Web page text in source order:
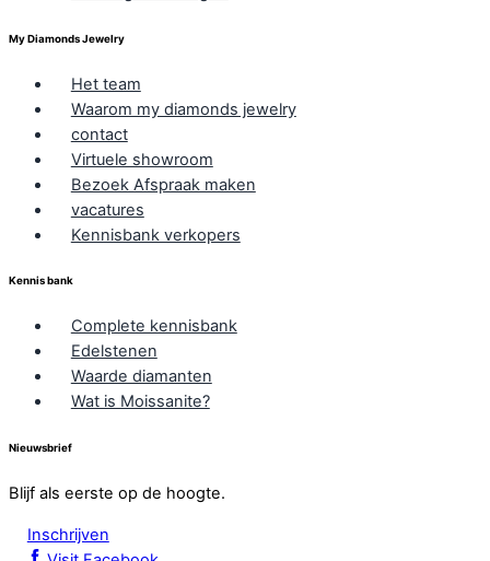
My Diamonds Jewelry
Het team
Waarom my diamonds jewelry
contact
Virtuele showroom
Bezoek Afspraak maken
vacatures
Kennisbank verkopers
Kennis bank
Complete kennisbank
Edelstenen
Waarde diamanten
Wat is Moissanite?
Nieuwsbrief
Blijf als eerste op de hoogte.
Inschrijven